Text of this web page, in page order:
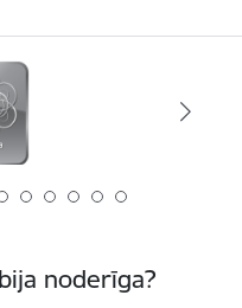
noderīga?